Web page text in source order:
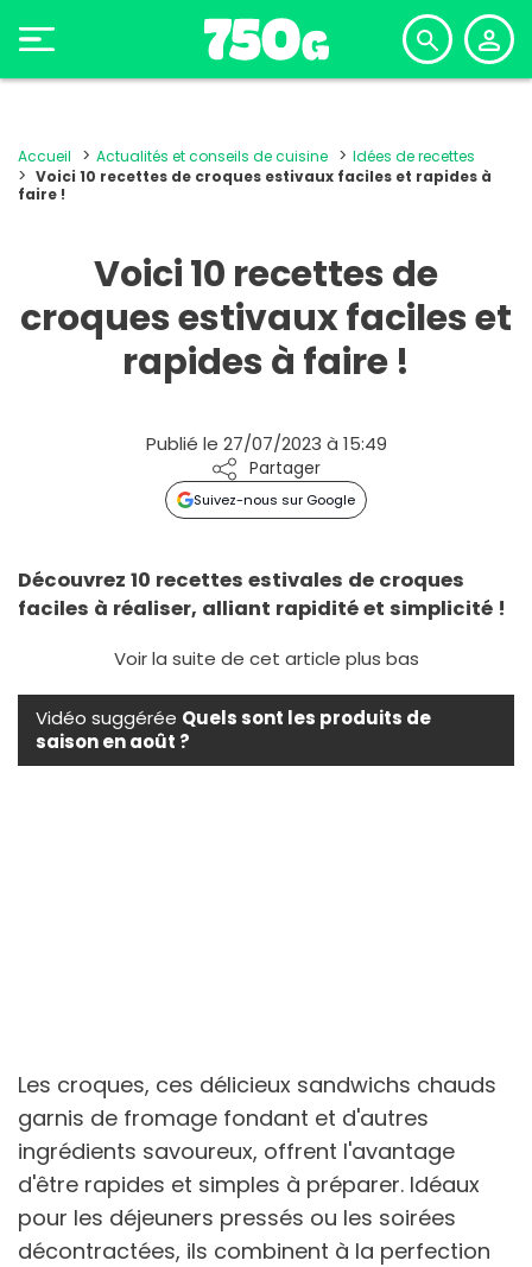
Accueil Actualités et conseils de cuisine
Idées de recettes
Voici 10 recettes de croques estivaux faciles et rapides à
faire !
Voici 10 recettes de
croques estivaux faciles et
rapides à faire !
Publié le 27/07/2023 à 15:49
Partager
Suivez-nous sur Google
Découvrez 10 recettes estivales de croques
faciles à réaliser, alliant rapidité et simplicité !
Voir la suite de cet article plus bas
Vidéo suggérée Quels sont les produits de
saison en août ?
Les croques, ces délicieux sandwichs chauds
garnis de fromage fondant et d'autres
ingrédients savoureux, offrent l'avantage
d'être rapides et simples à préparer. Idéaux
pour les déjeuners pressés ou les soirées
décontractées, ils combinent à la perfection